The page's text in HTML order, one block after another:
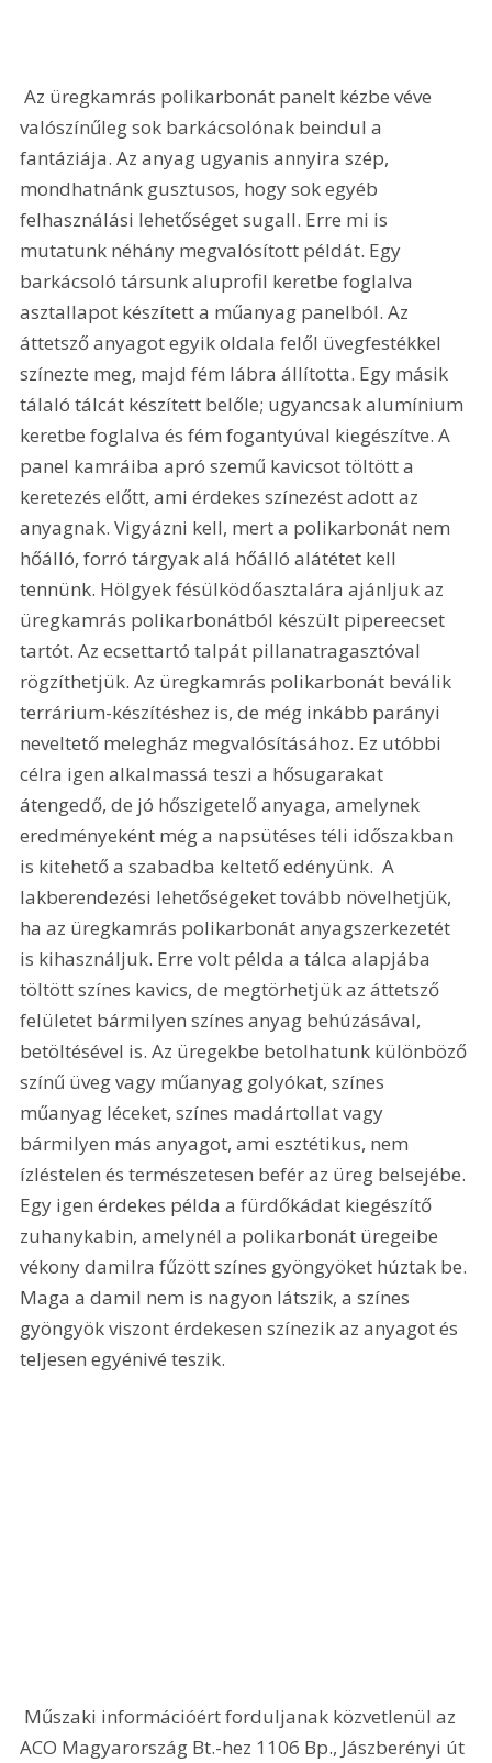
Az üregkamrás polikarbonát panelt kézbe véve
valószínűleg sok barkácsolónak beindul a
fantáziája. Az anyag ugyanis annyira szép,
mondhatnánk gusztusos, hogy sok egyéb
felhasználási lehetőséget sugall. Erre mi is
mutatunk néhány megvalósított példát. Egy
barkácsoló társunk aluprofil keretbe foglalva
asztallapot készített a műanyag panelból. Az
áttetsző anyagot egyik oldala felől üvegfestékkel
színezte meg, majd fém lábra állította. Egy másik
tálaló tálcát készített belőle; ugyancsak alumínium
keretbe foglalva és fém fogantyúval kiegészítve. A
panel kamráiba apró szemű kavicsot töltött a
keretezés előtt, ami érdekes színezést adott az
anyagnak. Vigyázni kell, mert a polikarbonát nem
hőálló, forró tárgyak alá hőálló alátétet kell
tennünk. Hölgyek fésülködőasztalára ajánljuk az
üregkamrás polikarbonátból készült pipereecset
tartót. Az ecsettartó talpát pillanatragasztóval
rögzíthetjük. Az üregkamrás polikarbonát beválik
terrárium-készítéshez is, de még inkább parányi
neveltető melegház megvalósításához. Ez utóbbi
célra igen alkalmassá teszi a hősugarakat
átengedő, de jó hőszigetelő anyaga, amelynek
eredményeként még a napsütéses téli időszakban
is kitehető a szabadba keltető edényünk.  A
lakberendezési lehetőségeket tovább növelhetjük,
ha az üregkamrás polikarbonát anyagszerkezetét
is kihasználjuk. Erre volt példa a tálca alapjába
töltött színes kavics, de megtörhetjük az áttetsző
felületet bármilyen színes anyag behúzásával,
betöltésével is. Az üregekbe betolhatunk különböző
színű üveg vagy műanyag golyókat, színes
műanyag léceket, színes madártollat vagy
bármilyen más anyagot, ami esztétikus, nem
ízléstelen és természetesen befér az üreg belsejébe.
Egy igen érdekes példa a fürdőkádat kiegészítő
zuhanykabin, amelynél a polikarbonát üregeibe
vékony damilra fűzött színes gyöngyöket húztak be.
Maga a damil nem is nagyon látszik, a színes
gyöngyök viszont érdekesen színezik az anyagot és
teljesen egyénivé teszik.
ACO Magyarország Bt.-hez 1106 Bp., Jászberényi út